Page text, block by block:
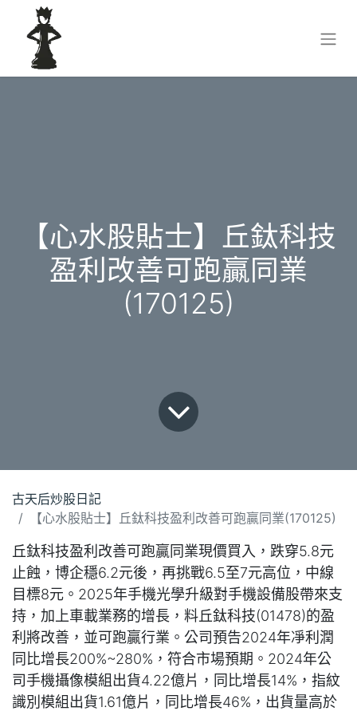
【心水股貼士】丘鈦科技
盈利改善可跑贏同業
(170125)
古天后炒股日記
【心水股貼士】丘鈦科技盈利改善可跑贏同業(170125)
丘鈦科技盈利改善可跑贏同業現價買入，跌穿5.8元
止蝕，博企穩6.2元後，再挑戰6.5至7元高位，中線
目標8元。2025年手機光學升級對手機設備股帶來支
持，加上車載業務的增長，料丘鈦科技(01478)的盈
利將改善，並可跑贏行業。公司預告2024年凈利潤
同比增長200%~280%，符合市場預期。2024年公
司手機攝像模組出貨4.22億片，同比增長14%，指紋
識別模組出貨1.61億片，同比增長46%，出貨量高於